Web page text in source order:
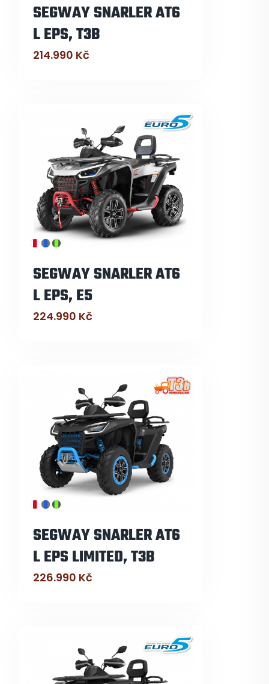
SEGWAY SNARLER AT6
L EPS, T3B
214.990 Kč
SEGWAY SNARLER AT6
L EPS, E5
224.990 Kč
SEGWAY SNARLER AT6
L EPS LIMITED, T3B
226.990 Kč